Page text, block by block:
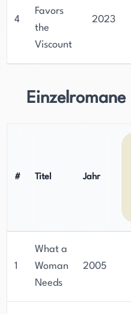
4
Favors
the
Viscount
2023
Einzelromane
# Titel Jahr
1
What a
Woman
Needs
2005